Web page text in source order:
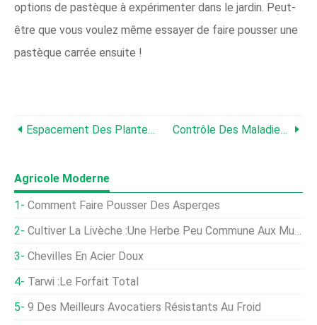
options de pastèque à expérimenter dans le jardin. Peut-
être que vous voulez même essayer de faire pousser une
pastèque carrée ensuite !
Espacement Des Plantes De Pastèque:combien D'espace Entre Les Pastèques Contrôle Des Maladies De La Pastèque :comment Traiter Les Maladies Des Plantes De Pastèque
Agricole Moderne
Comment Faire Pousser Des Asperges
Cultiver La Livèche :une Herbe Peu Commune Aux Multiples Usages
Chevilles En Acier Doux
Tarwi :le Forfait Total
9 Des Meilleurs Avocatiers Résistants Au Froid